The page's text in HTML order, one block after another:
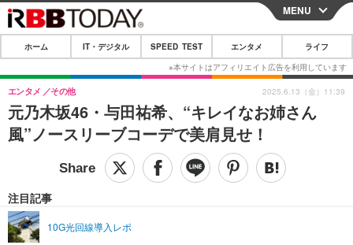
CLOSE
ホーム
IT・デジタル
IT・デジタルTOP スマートフォン
ショッピング その他
SPEED TEST
エンタメTOP 映画・ドラマ
ライフTOP
リリース一覧
MENU
ホーム IT・デジタル SPEED TEST エンタメ ライフ
元乃木坂46・与田祐希、“キレイなお姉さん
風”ノースリーブコーデで美肩見せ！
エンタメ その他
注目記事
10G光回線導入レポ
2025.6.13（金）11:39